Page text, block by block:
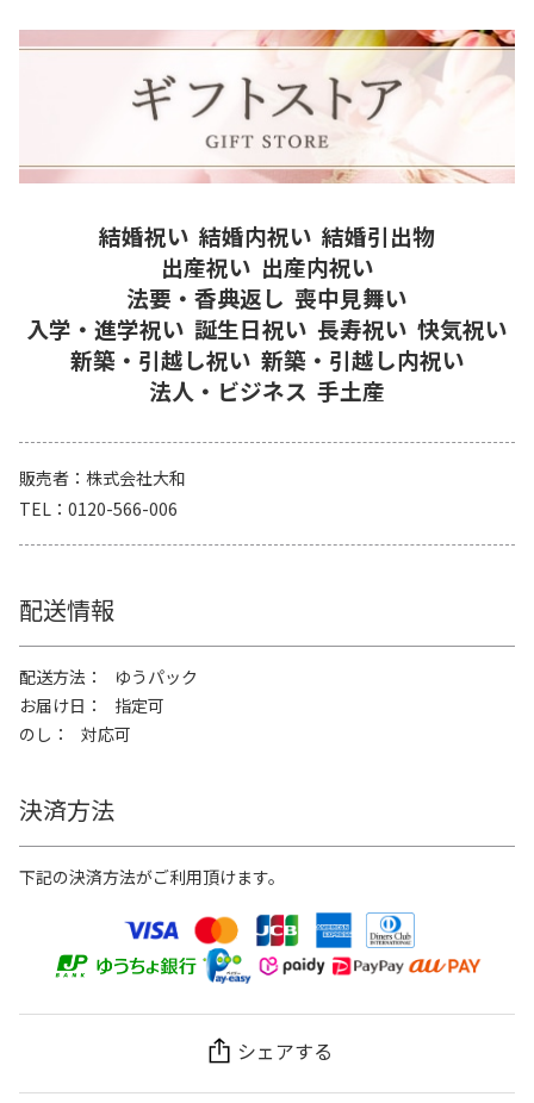
結婚祝い 結婚内祝い 結婚引出物
出産祝い 出産内祝い
法要・香典返し 喪中見舞い
入学・進学祝い 誕生日祝い 長寿祝い 快気祝い
新築・引越し祝い 新築・引越し内祝い
法人・ビジネス 手土産
販売者
株式会社大和
TEL
0120-566-006
配送情報
配送方法
ゆうパック
お届け日
指定可
のし
対応可
決済方法
下記の決済方法がご利用頂けます。
シェアする